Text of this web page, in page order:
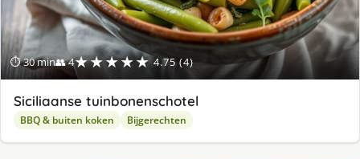
⏱ 30 min👥 4★★★★★ 4.75 (4)
Siciliaanse tuinbonenschotel
BBQ & buiten koken Bijgerechten